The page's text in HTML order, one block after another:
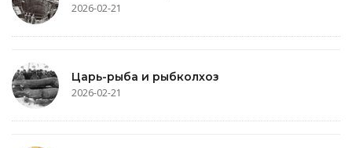
2026-02-21
Царь-рыба и рыбколхоз
2026-02-21